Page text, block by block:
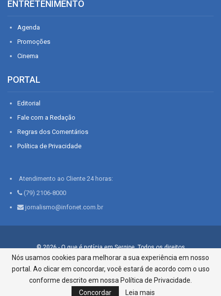
ENTRETENIMENTO
Agenda
Promoções
Cinema
PORTAL
Editorial
Fale com a Redação
Regras dos Comentários
Política de Privacidade
Atendimento ao Cliente 24 horas:
(79) 2106-8000
jornalismo@infonet.com.br
© 2026 - O que é notícia em Sergipe. Todos os direitos
reservados.
Infonet - Rua Monsenhor Silveira 276, Bairro São José |
Aracaju-SE, CEP 49015-030, Fone: 79.2106.8000 - CI Centro de
Informações LTDA
Nós usamos cookies para melhorar a sua experiência em nosso
portal. Ao clicar em concordar, você estará de acordo com o uso
conforme descrito em nossa Política de Privacidade.
Concordar
Leia mais